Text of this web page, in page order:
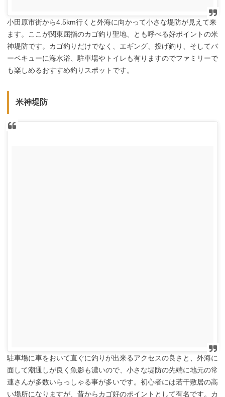
小田原市街から4.5km行くと外海に向かって小さな堤防が見えて来
ます。ここが関東屈指のカゴ釣り聖地、とも呼べる好ポイントの米
神堤防です。カゴ釣りだけでなく、エギング、投げ釣り、そしてバ
ーベキューに海水浴、駐車場やトイレも有りますのでファミリーで
も楽しめるおすすめ釣りスポットです。
米神堤防
駐車場に車をおいて直ぐに釣りが出来るアクセスの良さと、外海に
面して潮通しが良く魚影も濃いので、小さな堤防の先端に地元の常
連さんが多数いらっしゃる事が多いです。初心者には若干敷居の高
い場所になりますが、昔からカゴ好のポイントとして有名です。カ